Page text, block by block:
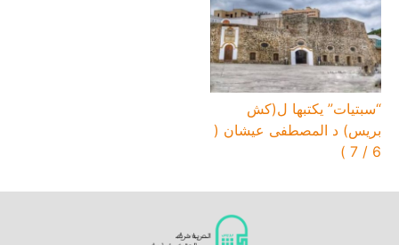
“سبتيات” يكتبها ل(كش
بريس) د المصطفى عيشان (
6 / 7 )